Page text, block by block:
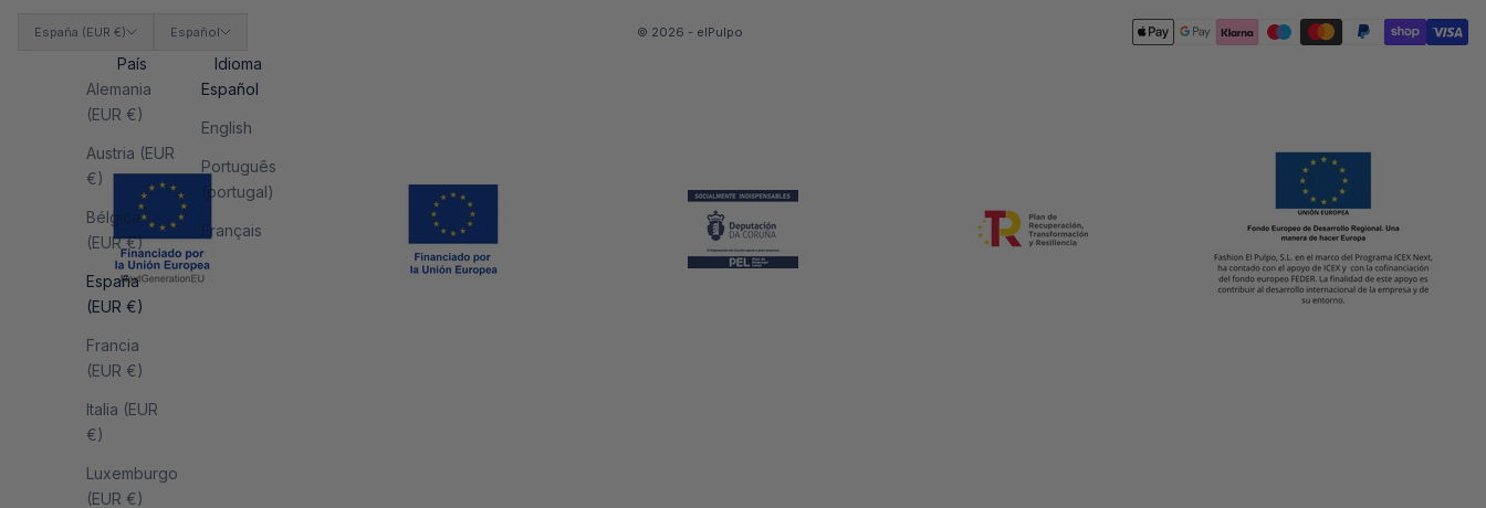
España (EUR €)
País
Alemania
(EUR €)
Austria (EUR
€)
Bélgica
(EUR €)
España
(EUR €)
Francia
(EUR €)
Italia (EUR
€)
Luxemburgo
(EUR €)
Español
Idioma
Español
English
Português
(portugal)
Français
© 2026 - elPulpo